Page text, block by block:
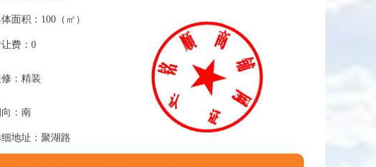
面积：100（㎡）
费：0
：精装
：南
地址：聚湖路